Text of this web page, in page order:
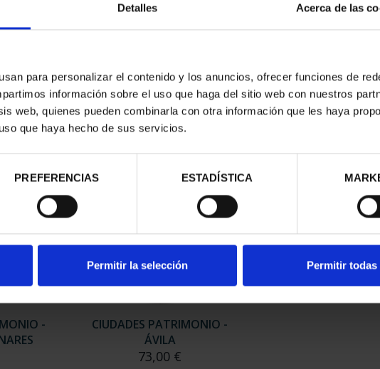
Detalles Acerca de las
para personalizar el contenido y los anuncios, ofrecer funciones de
información sobre el uso que haga del sitio web con nuestros
web, quienes pueden combinarla con otra información que les haya
que haya hecho de sus servicios.
PREFERENCIAS ESTADÍSTICA
Permitir la selección Permitir todas
-
CIUDADES PATRIMONIO -
ÁVILA
73,00 €